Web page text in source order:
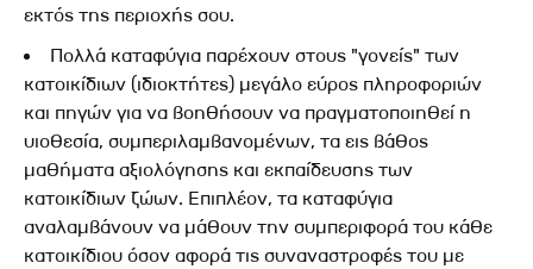
εκτός της περιοχής σου.
Πολλά καταφύγια παρέχουν στους "γονείς" των
κατοικίδιων (ιδιοκτήτες) μεγάλο εύρος πληροφοριών
και πηγών για να βοηθήσουν να πραγματοποιηθεί η
υιοθεσία, συμπεριλαμβανομένων, τα εις βάθος
μαθήματα αξιολόγησης και εκπαίδευσης των
κατοικίδιων ζώων. Επιπλέον, τα καταφύγια
αναλαμβάνουν να μάθουν την συμπεριφορά του κάθε
κατοικίδιου όσον αφορά τις συναναστροφές του με